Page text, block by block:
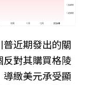
近期發出的關
對其購買格陵
緻美元承受顯